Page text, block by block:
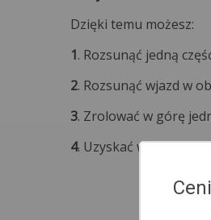
Dzięki temu możesz:
1. Rozsunąć jedną
2. Rozsunąć wjazd w
3. Zrolować w górę
4. Uzyskać wjazd o